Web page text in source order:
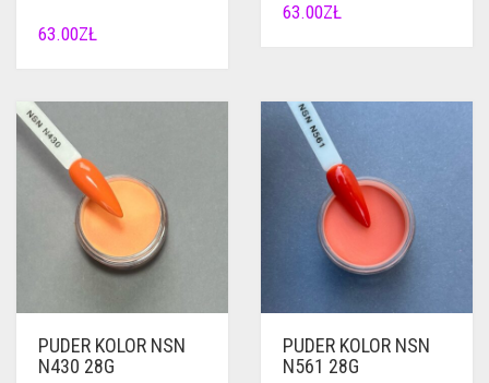
63.00ZŁ
63.00ZŁ
PUDER KOLOR NSN
N430 28G
PUDER KOLOR NSN
N561 28G